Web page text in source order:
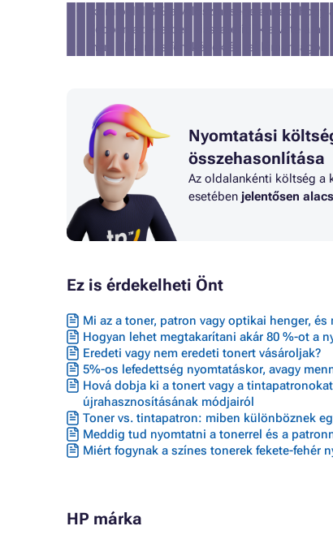
körülbelül 3% a valószínűsége annak,
(ebben az esetben visszatérítjük a vételárat)
nem alkalmas fényképek és reklámanyagok
Nyomtatási
összehasonlítása
Az oldalankénti költség
esetében jelentősen
Ez is érdekelheti Önt
Mi az a toner, patron vagy optikai henger,
Hogyan lehet megtakarítani akár 80 %-ot a
Eredeti vagy nem eredeti tonert vásároljak?
5%-os lefedettség nyomtatáskor, avagy
Hová dobja ki a tonert vagy a
újrahasznosításának módjairól
Toner vs. tintapatron: miben különböznek
Meddig tud nyomtatni a tonerrel és a
Miért fogynak a színes tonerek fekete-fehér
HP márka